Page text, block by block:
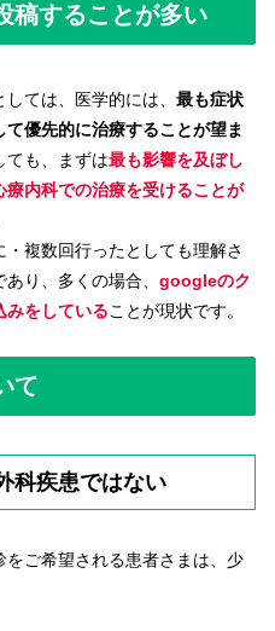
稿することが多い
ては、医学的には、 最も症状
優先的に治療することが望ま
ても、まずは最も影響を及ぼし
内科での治療を受けることが
複数回行ったとしても理解さ
り、多くの場合、 googleのク
みをしていることが現状です。
て
科疾患ではない
をご希望される患者さまは、少